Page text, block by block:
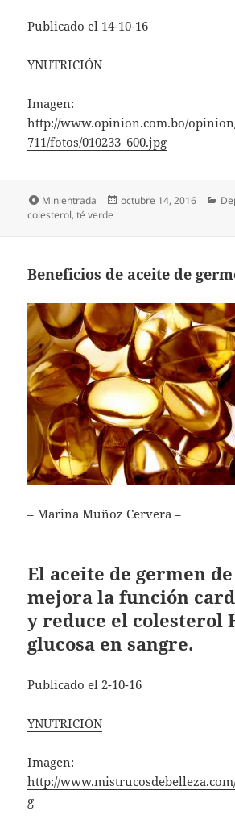
Publicado el 14-10-16
YNUTRICIÓN
Imagen:
http://www.opinion.com.bo/
711/fotos/010233_600.jpg
Formato
Minientrada
Publicado
octubre 14, 2016
colesterol,té verde
Beneficios de aceite de
– Marina Muñoz Cervera –
El aceite de germen
mejora la función
y reduce el colesterol
glucosa en sangre.
Publicado el 2-10-16
YNUTRICIÓN
Imagen:
http://
g